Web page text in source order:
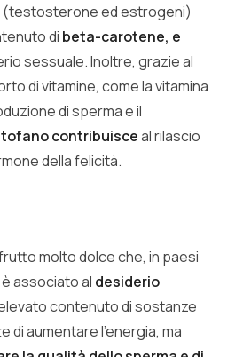
(testosterone ed estrogeni)
di beta-carotene, e
sessuale. Inoltre, grazie al
di vitamine, come la vitamina
di sperma e il
contribuisceal rilascio
della felicità.
molto dolce che, in paesi
è associato al desiderio
contenuto di sostanze
di aumentare l’energia, ma